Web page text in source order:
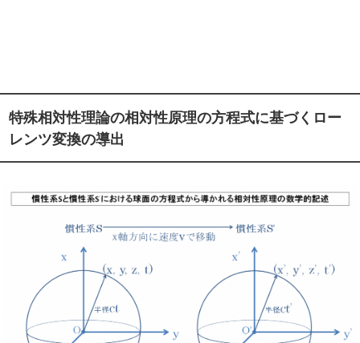
特殊相対性理論の相対性原理の方程式に基づくロー
レンツ変換の導出